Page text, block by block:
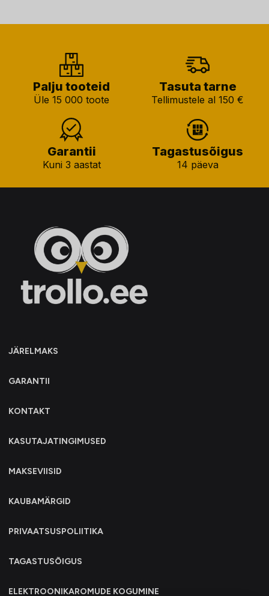
Palju tooteid
Üle 15 000 toote
Tasuta tarne
Tellimustele al 150 €
Garantii
Kuni 3 aastat
Tagastusõigus
14 päeva
JÄRELMAKS
GARANTII
KONTAKT
KASUTAJATINGIMUSED
MAKSEVIISID
KAUBAMÄRGID
PRIVAATSUSPOLIITIKA
TAGASTUSÕIGUS
ELEKTROONIKAROMUDE KOGUMINE